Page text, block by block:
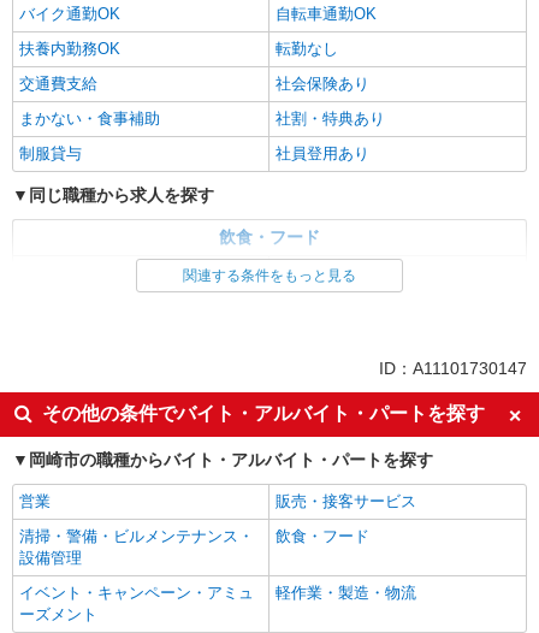
時給1,180円 ※22:00〜翌5:00：時給1,475円 ※
高校生時給1,150円 ※早朝手当（5:00〜9:00）時給
愛知県岡崎市岩津町字新城107-7
詳細を見る
アルバイト パート
すき家 1国岡崎栄町店
ど）
キープ 詳細を見る
焼肉の和民 東岡崎駅前店
焼肉店 週末スタッフ
時給1,140円以上 高校生 時給1,140円以上 深夜
時給1,425円以上 研修 時給1,140円 高校生研修 時
給
焼肉の和民 東岡崎駅前店 愛知県岡崎市明大
寺本町4-11 えきまえPENビル1階
バイク通勤OK
自転車通勤OK
扶養内勤務OK
転勤なし
交通費支給
社会保険あり
まかない・食事補助
社割・特典あり
制服貸与
社員登用あり
同じ職種から求人を探す
飲食・フード
レストラン・専門料理店
調理・調理補助・調理師
大学生歓迎
ミドル（40代～）活躍中
ボーナス・賞与あり
土日祝休み
短期（3ヶ月以内）
週2～3日勤務OK
短時間勤務（1日4h以内）OK
上場企業・上場企業のグループ会
社
車通勤OK
交通費支給
社会保険あり
まかない・食事補助
関連する条件をもっと見る
ID：A11101730147
その他の条件でバイト・アルバイト・パートを探す
岡崎市の職種からバイト・アルバイト・パートを探す
営業
販売・接客サービス
清掃・警備・ビルメンテナンス・
設備管理
飲食・フード
イベント・キャンペーン・アミュ
ーズメント
軽作業・製造・物流